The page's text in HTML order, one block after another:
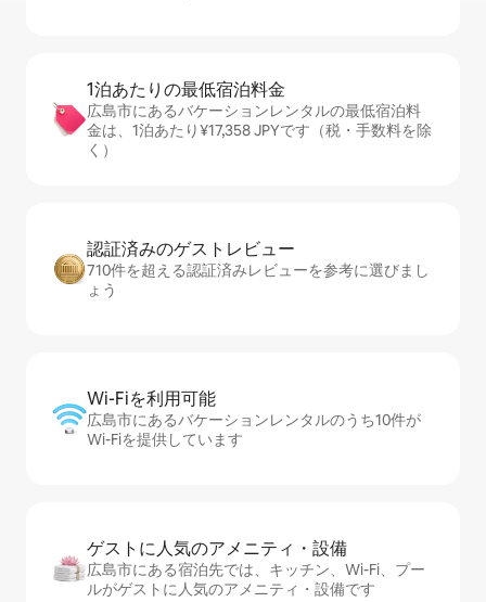
1泊あたりの最⁠低⁠宿⁠泊⁠料⁠金
広島市にあるバケーションレンタルの最低宿泊料
金は、1泊あたり¥17,358 JPYです（税・手数料を除
く）
認証済みのゲ⁠ス⁠ト⁠レ⁠ビ⁠ュ⁠ー
710件を超える認証済みレビューを参考に選びまし
ょう
Wi-Fiを利⁠用⁠可⁠能
広島市にあるバケーションレンタルのうち10件が
Wi-Fiを提供しています
ゲストに人⁠気⁠のア⁠メ⁠ニ⁠テ⁠ィ・設⁠備
広島市にある宿泊先では、キッチン、Wi-Fi、プー
ルがゲストに人気のアメニティ・設備です